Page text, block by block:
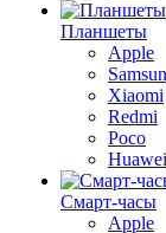
Планшеты
Apple
Xiaomi
Redmi
Poco
Huawei
Смарт-часы
Apple